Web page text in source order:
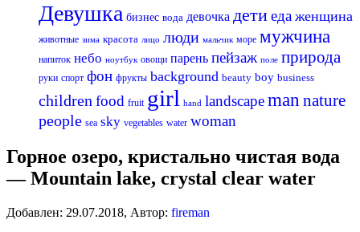
Девушка бизнес вода девочка детиеда женщина
животные зима красота лицо люди мальчик море мужчина
напиток небо ноутбук овощи парень пейзаж поле природа
руки спорт фон фрукты background beauty boy business
childrenfood fruit girl hand landscapeman nature
people sea sky vegetables water woman
Горное озеро, кристально чистая вода
— Mountain lake, crystal clear water
Добавлен: 29.07.2018, Автор: fireman